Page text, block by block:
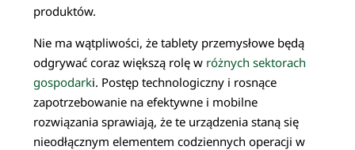
produktów.
Nie ma wątpliwości, że tablety przemysłowe będą
odgrywać coraz większą rolę w różnych sektorach
gospodarki. Postęp technologiczny i rosnące
zapotrzebowanie na efektywne i mobilne
rozwiązania sprawiają, że te urządzenia staną się
nieodłącznym elementem codziennych operacji w